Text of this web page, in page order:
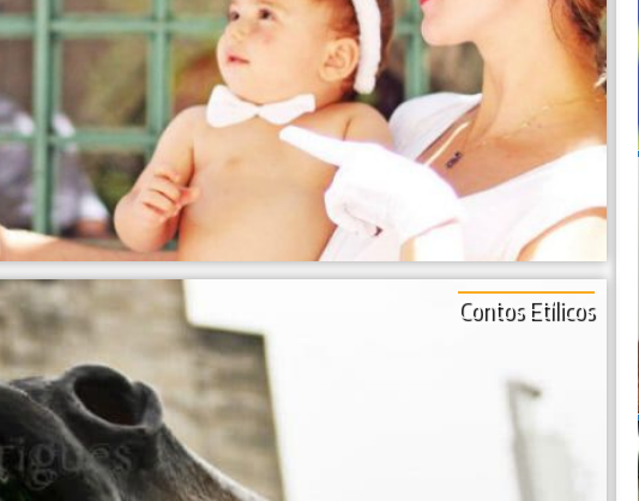
Contos Etílicos